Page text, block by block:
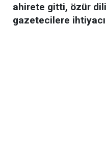
ahirete gitti, özür
gazetecilere